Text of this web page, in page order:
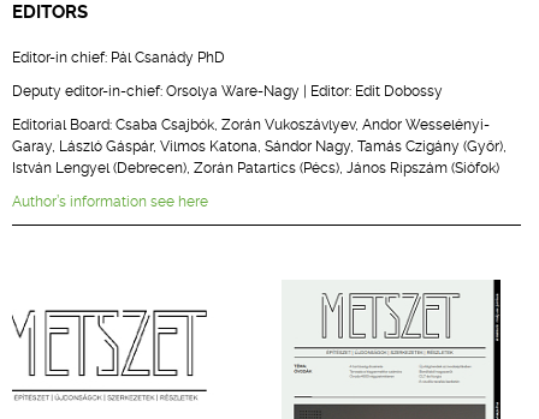
EDITORS
Editor-in chief: Pál Csanády PhD
Deputy editor-in-chief: Orsolya Ware-Nagy | Editor: Edit Dobossy
Editorial Board: Csaba Csajbók, Zorán Vukoszávlyev, Andor Wesselényi-
Garay, László Gáspár, Vilmos Katona, Sándor Nagy, Tamás Czigány (Győr),
István Lengyel (Debrecen), Zorán Patartics (Pécs), János Ripszám (Siófok)
Author’s information see here